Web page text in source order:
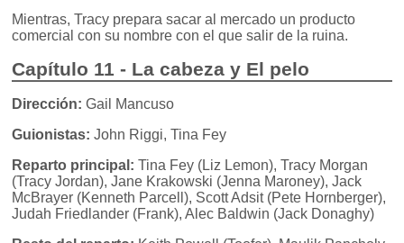
Mientras, Tracy prepara sacar al mercado un producto
comercial con su nombre con el que salir de la ruina.
Capítulo 11 - La cabeza y El pelo
Dirección: Gail Mancuso
Guionistas: John Riggi, Tina Fey
Reparto principal: Tina Fey (Liz Lemon), Tracy Morgan
(Tracy Jordan), Jane Krakowski (Jenna Maroney), Jack
McBrayer (Kenneth Parcell), Scott Adsit (Pete Hornberger),
Judah Friedlander (Frank), Alec Baldwin (Jack Donaghy)